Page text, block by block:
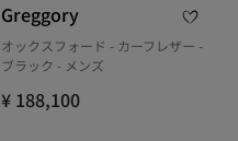
Greggory
オックスフォード - カーフレザー -
ブラック - メンズ
¥ 188,100